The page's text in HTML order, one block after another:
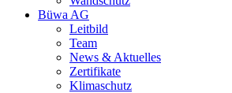
Büwa AG
Leitbild
Team
News & Aktuelles
Zertifikate
Klimaschutz